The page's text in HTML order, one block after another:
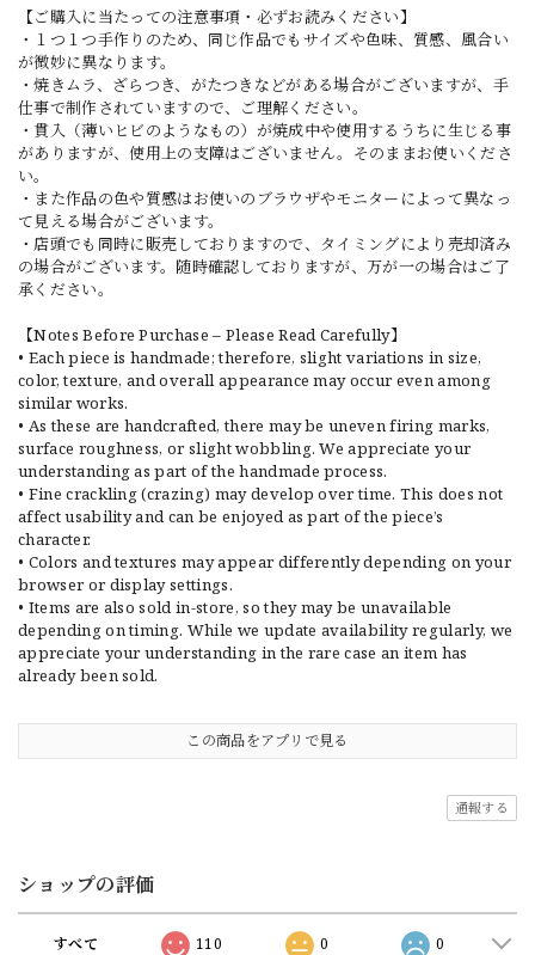
【ご購入に当たっての注意事項・必ずお読みください】
・１つ１つ手作りのため、同じ作品でもサイズや色味、質感、風合い
が微妙に異なります。
・焼きムラ、ざらつき、がたつきなどがある場合がございますが、手
仕事で制作されていますので、ご理解ください。
・貫入（薄いヒビのようなもの）が焼成中や使用するうちに生じる事
がありますが、使用上の支障はございません。そのままお使いくださ
い。
・また作品の色や質感はお使いのブラウザやモニターによって異なっ
て見える場合がございます。
・店頭でも同時に販売しておりますので、タイミングにより売却済み
の場合がございます。随時確認しておりますが、万が一の場合はご了
承ください。
【Notes Before Purchase – Please Read Carefully】
• Each piece is handmade; therefore, slight variations in size,
color, texture, and overall appearance may occur even among
similar works.
• As these are handcrafted, there may be uneven firing marks,
surface roughness, or slight wobbling. We appreciate your
understanding as part of the handmade process.
• Fine crackling (crazing) may develop over time. This does not
affect usability and can be enjoyed as part of the piece’s
character.
• Colors and textures may appear differently depending on your
browser or display settings.
• Items are also sold in-store, so they may be unavailable
depending on timing. While we update availability regularly, we
appreciate your understanding in the rare case an item has
already been sold.
この商品をアプリで見る
通報する
ショップの評価
すべて 110 0 0